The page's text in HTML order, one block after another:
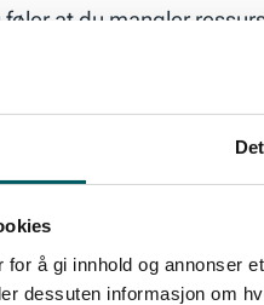
å gi innhold og annonser
dessuten informasjon om
at du mangler
kontroll i
ramme